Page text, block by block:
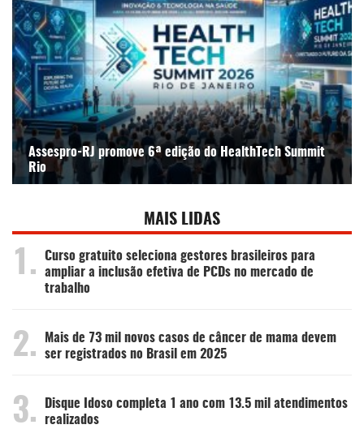
Assespro-RJ promove 6ª edição do HealthTech Summit
Rio
MAIS LIDAS
1.
Curso gratuito seleciona gestores brasileiros para
ampliar a inclusão efetiva de PCDs no mercado de
trabalho
2.
Mais de 73 mil novos casos de câncer de mama devem
ser registrados no Brasil em 2025
3.
Disque Idoso completa 1 ano com 13.5 mil atendimentos
realizados